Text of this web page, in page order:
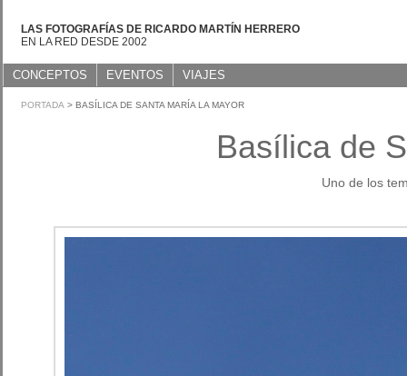
LAS FOTOGRAFÍAS DE RICARDO MARTÍN HERRERO
EN LA RED DESDE 2002
CONCEPTOS EVENTOS VIAJES
PORTADA > BASÍLICA DE SANTA MARÍA LA MAYOR
Basílica de
Uno de los